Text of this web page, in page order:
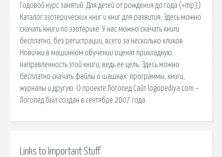
Годовой курс занятий. Для детей от рождения до года (+mp3).
Каталог эзотерических книг и книг для развития. Здесь можно
скачать книги по эзотерике. У нас можно скачать книги
бесплатно, без регистрации, всего за несколько кликов.
Новички в машинном обучении оценят прикладную
направленность этой книги, ведь ее цель. Здесь можно
бесплатно скачать файлы о шашках: программы, книги,
журналы и другую. О проекте Логопед Сайт logopediya.com –
Логопед был создан в сентябре 2007 года.
Links to Important Stuff